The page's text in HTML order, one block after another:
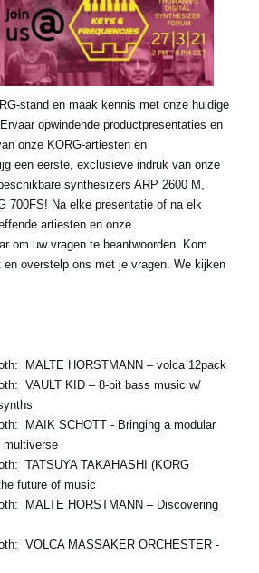
stand en maak kennis met onze huidige
opwindende productpresentaties en
onze KORG-artiesten en
een eerste, exclusieve indruk van onze
synthesizers ARP 2600 M,
700FS! Na elke presentatie of na elk
artiesten en onze
om uw vragen te beantwoorden. Kom
overstelp ons met je vragen. We kijken
MALTE HORSTMANN – volca 12pack
VAULT KID – 8-bit bass music w/
MAIK SCHOTT - Bringing a modular
multiverse
TATSUYA TAKAHASHI (KORG
future of music
MALTE HORSTMANN – Discovering
VOLCA MASSAKER ORCHESTER -